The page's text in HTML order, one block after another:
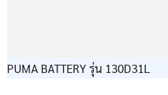
PUMA BATTERY รุ่น 130D31L